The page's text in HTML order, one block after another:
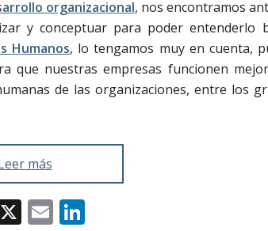
organizacional, nos encontramos
y conceptuar para poder entenderlo
Humanos, lo tengamos muy en cuenta,
que nuestras empresas funcionen
de las organizaciones, entre los
más
X Email